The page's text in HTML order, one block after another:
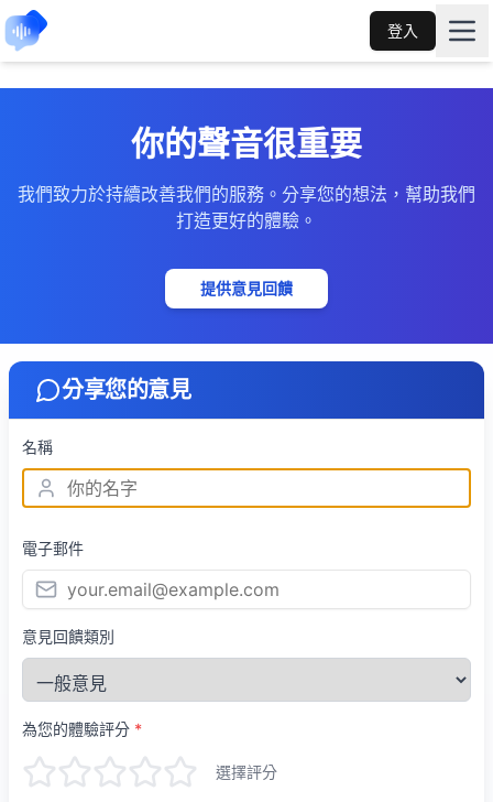
登入
你的聲音很重要
我們致力於持續改善我們的服務。分享您的想法，幫助我們
打造更好的體驗。
提供意見回饋
分享您的意見
名稱
電子郵件
意見回饋類別
為您的體驗評分 *
選擇評分